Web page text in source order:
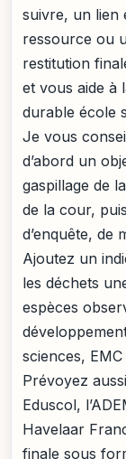
suivre, un lien
ressource ou
restitution
et vous aide à
durable école
Je vous
d’abord un
gaspillage de
de la cour,
d’enquête, de
Ajoutez un
les déchets
espèces
sciences,
Prévoyez
Eduscol,
Havelaar
finale sous